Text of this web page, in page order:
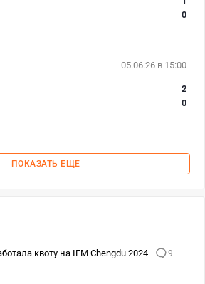
0
05.06.26 в 15:00
2
0
ПОКАЗАТЬ ЕЩЕ
квоту на IEM Chengdu 2024
9